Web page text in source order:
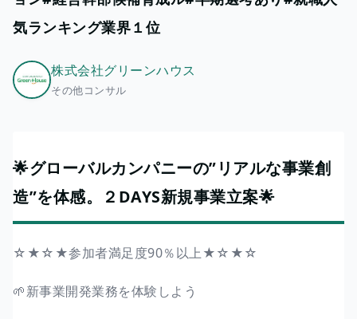
気ランキング業界１位
株式会社グリーンハウス
その他コンサル
🌟グローバルカンパニーの”リアルな事業創
造”を体感。２DAYS新規事業立案🌟
☆★☆★参加者満足度90％以上★☆★☆
🌱新事業開発業務を体験しよう